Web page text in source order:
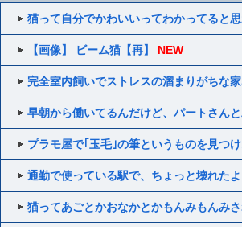
猫って自分でかわいいってわかってると
【画像】 ビーム猫【再】 NEW
完全室内飼いでストレスの溜まりがちな
早朝から働いてるんだけど、パートさん
プラモ屋で｢玉毛｣の筆というものを見つ
通勤で使っている駅で、ちょっと壊れた
猫ってあごとかおなかとかもんみもんみ